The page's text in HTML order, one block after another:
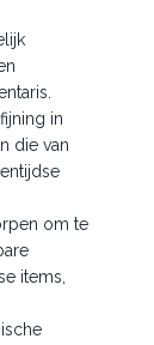
in
die van
om te
items,